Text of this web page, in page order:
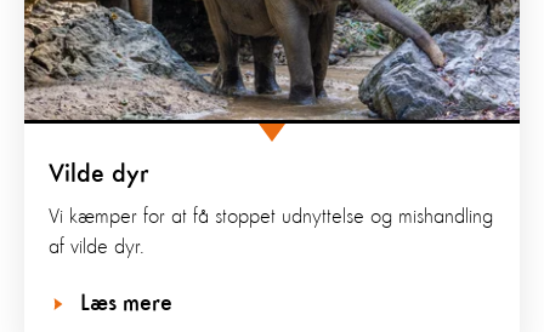
Vilde dyr
Vi kæmper for at få stoppet udnyttelse og mishandling
af vilde dyr.
Læs mere